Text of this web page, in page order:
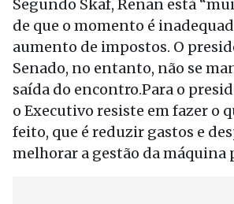
Segundo Skaf, Renan está
de que o momento é
aumento de impostos. O
Senado, no entanto, não se
saída do encontro.Para o
o Executivo resiste em fazer o
feito, que é reduzir gastos e
melhorar a gestão da máquina